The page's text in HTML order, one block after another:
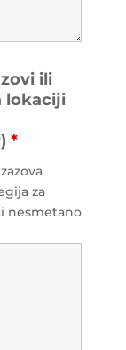
ili
lokaciji
*
za
nesmetano